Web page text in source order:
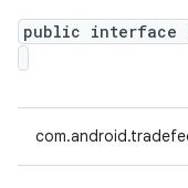
public interface